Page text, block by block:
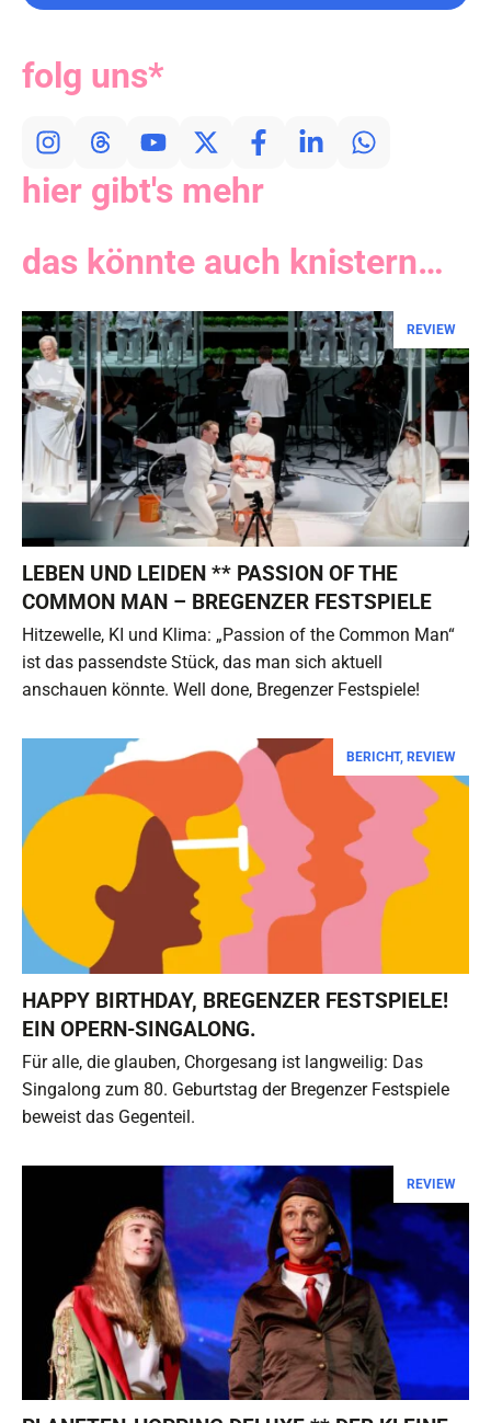
hier gibt's mehr
das könnte auch knistern…
REVIEW
LEBEN UND LEIDEN ** PASSION OF THE
COMMON MAN – BREGENZER FESTSPIELE
Hitzewelle, KI und Klima: „Passion of the Common Man“
ist das passendste Stück, das man sich aktuell
anschauen könnte. Well done, Bregenzer Festspiele!
BERICHT, REVIEW
HAPPY BIRTHDAY, BREGENZER FESTSPIELE!
EIN OPERN-SINGALONG.
Für alle, die glauben, Chorgesang ist langweilig: Das
Singalong zum 80. Geburtstag der Bregenzer Festspiele
beweist das Gegenteil.
REVIEW
folg uns*